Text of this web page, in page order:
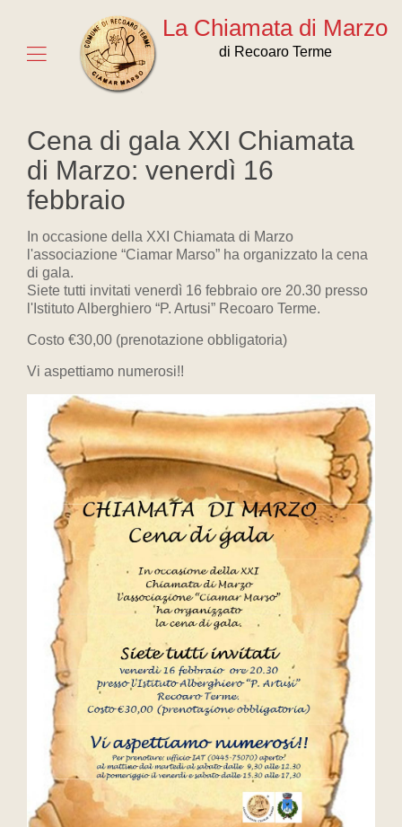
La Chiamata di Marzo
di Recoaro Terme
Cena di gala XXI Chiamata
di Marzo: venerdì 16
febbraio
In occasione della XXI Chiamata di Marzo
l'associazione “Ciamar Marso” ha organizzato la cena
di gala.
Siete tutti invitati venerdì 16 febbraio ore 20.30 presso
l'Istituto Alberghiero “P. Artusi” Recoaro Terme.
Costo €30,00 (prenotazione obbligatoria)
Vi aspettiamo numerosi!!